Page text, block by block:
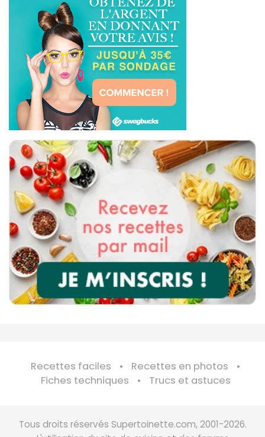
Recettes faciles
Recettes en photos
Fiches techniques
Trucs et astuces
Tous droits réservés Supertoinette.com, 2001-2026.